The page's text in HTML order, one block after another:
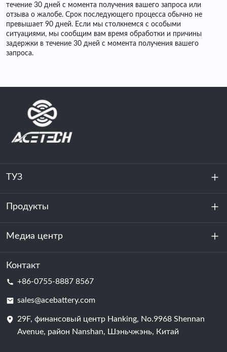
течение 30 дней с момента получения вашего запроса или
отзыва о жалобе. Срок последующего процесса обычно не
превышает 90 дней. Если мы столкнемся с особыми
ситуациями, мы сообщим вам время обработки и причины
задержки в течение 30 дней с момента получения вашего
запроса.
ТУЗ
О нас
устойчивость
Продукты
Хранение энергии
Центр обработки данных и серверная комната
Батарейная ячейка
Медиа центр
Новости
Контакт
+86-0755-8887 8567
sales@acebattery.com
29F, финансовый центр Hanking, No.9968 Shennan
Avenue, район Nanshan, Шэньчжэнь, Китай